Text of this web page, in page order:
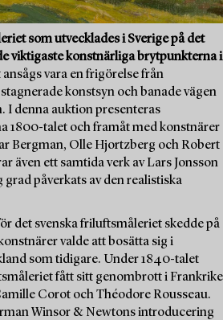
som utvecklades i Sverige på det
viktigaste konstnärliga brytpunkterna i
ansågs vara en frigörelse från
konstsyn och banade vägen
I denna auktion presenteras
1800-talet och framåt med konstnärer
Bergman, Olle Hjortzberg och Robert
även ett samtida verk av Lars Jonsson
påverkats av den realistiska
det svenska friluftsmåleriet skedde på
valde att bosätta sig i
som tidigare. Under 1840-talet
fått sitt genombrott i Frankrike
Corot och Théodore Rousseau.
Winsor & Newtons introducering